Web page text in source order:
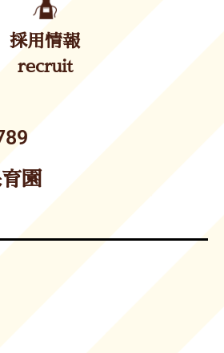
採用情報
recruit
園